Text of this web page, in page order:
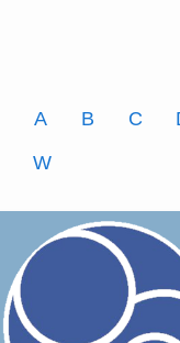
A B C
W